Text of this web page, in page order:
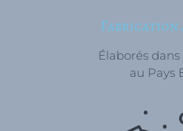
Fabrication
Élaborés
au Pays